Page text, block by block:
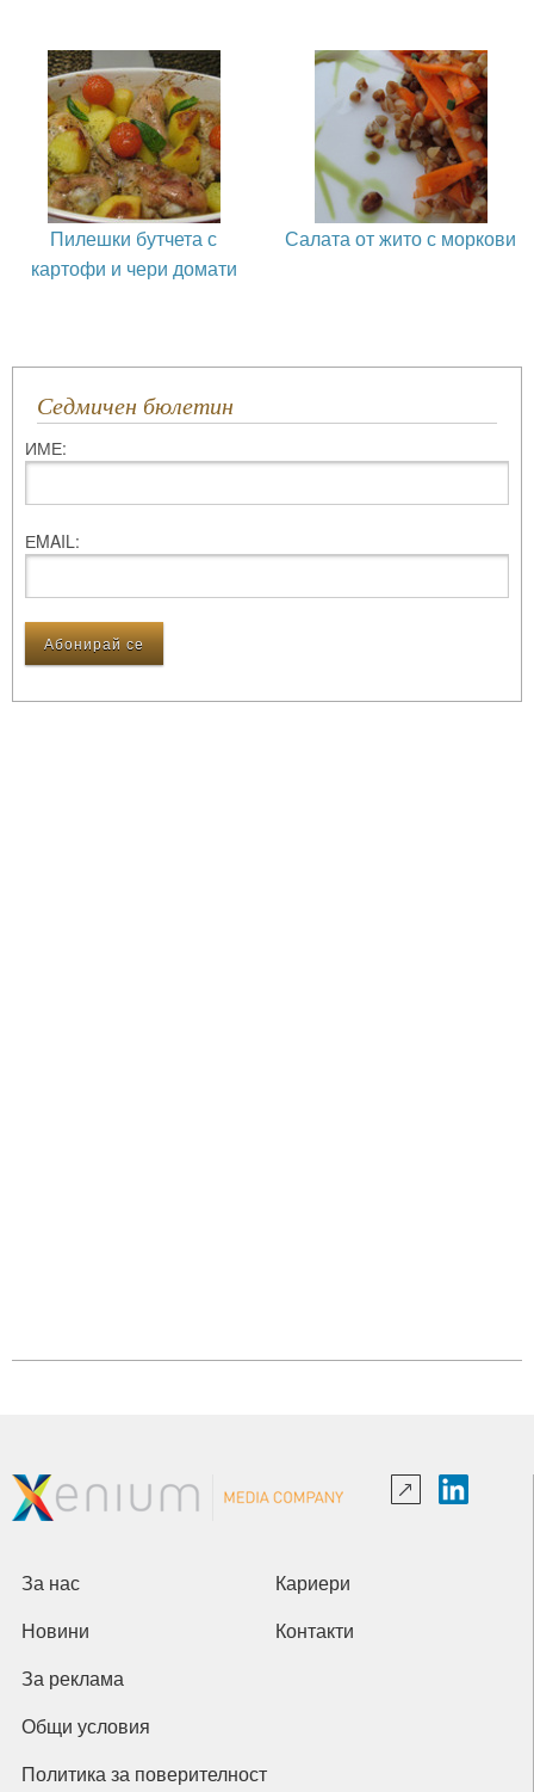
Пилешки бутчета с
картофи и чери домати
Салата от жито с моркови
Седмичен бюлетин
ИМЕ:
ЕMAIL:
За нас Кариери
Новини Контакти
За реклама
Общи условия
Политика за поверителност